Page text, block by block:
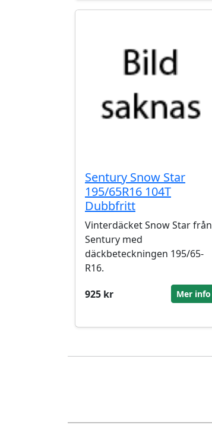
Sentury Snow Star
195/65R16 104T
Dubbfritt
Vinterdäcket Snow Star från
Sentury med
däckbeteckningen 195/65-
R16.
925 kr
Mer info